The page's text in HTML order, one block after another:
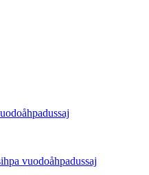
vuodoåhpadussaj